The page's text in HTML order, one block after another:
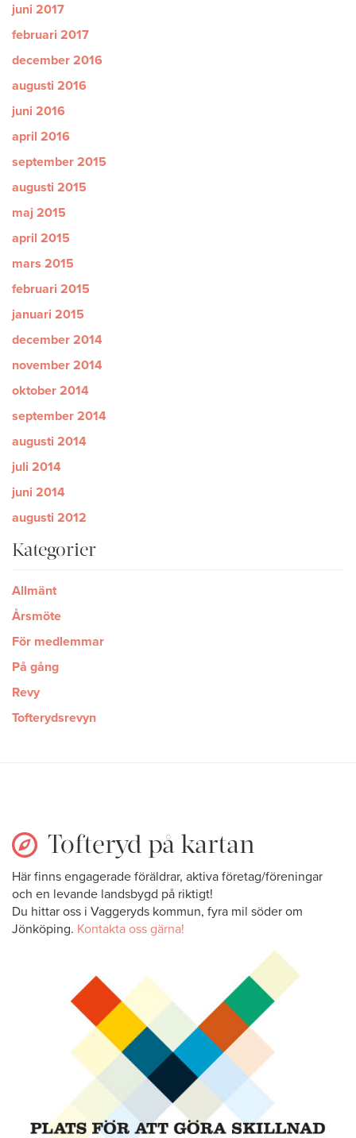
juni 2017
februari 2017
december 2016
augusti 2016
juni 2016
april 2016
september 2015
augusti 2015
maj 2015
april 2015
mars 2015
februari 2015
januari 2015
december 2014
november 2014
oktober 2014
september 2014
augusti 2014
juli 2014
juni 2014
augusti 2012
Kategorier
Allmänt
Årsmöte
För medlemmar
På gång
Revy
Tofterydsrevyn
Tofteryd på kartan
Här finns engagerade föräldrar, aktiva företag/föreningar
och en levande landsbygd på riktigt!
Du hittar oss i Vaggeryds kommun, fyra mil söder om
Jönköping. Kontakta oss gärna!